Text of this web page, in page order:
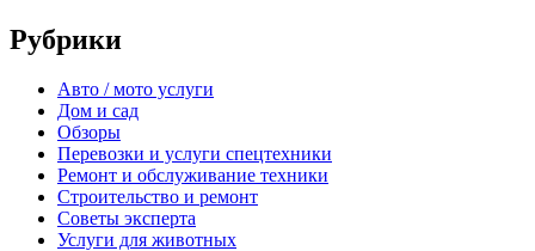
Рубрики
Авто / мото услуги
Дом и сад
Обзоры
Перевозки и услуги спецтехники
Ремонт и обслуживание техники
Строительство и ремонт
Советы эксперта
Услуги для животных